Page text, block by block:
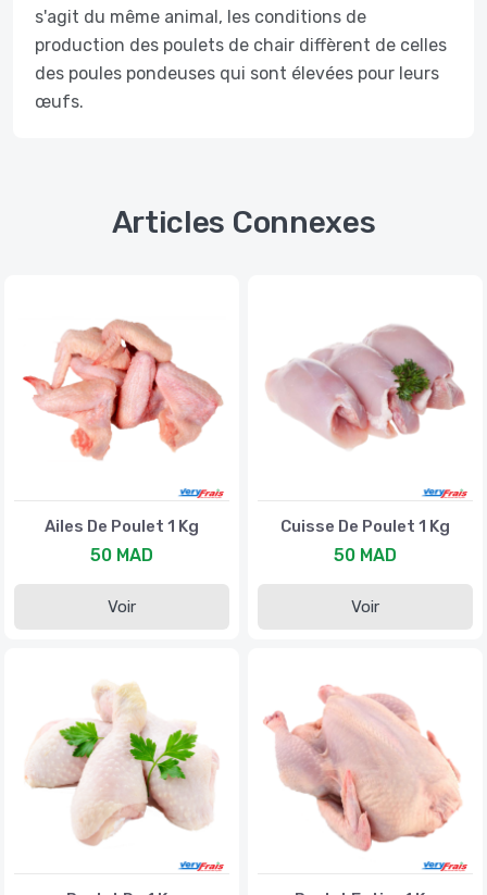
s'agit du même animal, les conditions de
production des poulets de chair diffèrent de celles
des poules pondeuses qui sont élevées pour leurs
œufs.
Articles Connexes
Ailes De Poulet 1 Kg
50 MAD
Voir
Cuisse De Poulet 1 Kg
50 MAD
Voir